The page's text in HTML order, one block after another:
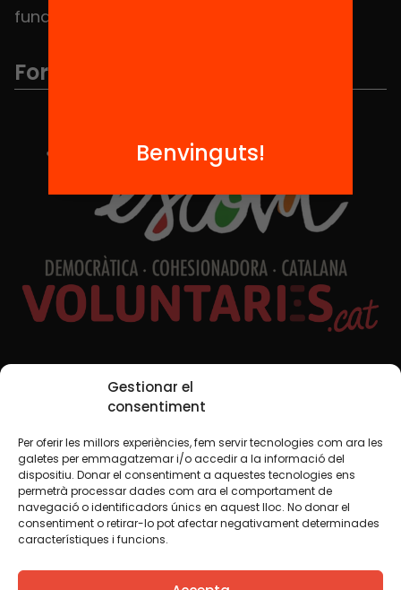
Gestionar el
consentiment
Per oferir les millors experiències, fem servir tecnologies com ara les
galetes per emmagatzemar i/o accedir a la informació del
dispositiu. Donar el consentiment a aquestes tecnologies ens
permetrà processar dades com ara el comportament de
navegació o identificadors únics en aquest lloc. No donar el
consentiment o retirar-lo pot afectar negativament determinades
característiques i funcions.
fundacio@equitat.org
Formem part de...
Xarxes Socials
TWT YTB IG FB IN
Avís legalPolítica de cookies
Creiem que el coneixement s’ha de compartir. Per això
Benvinguts!